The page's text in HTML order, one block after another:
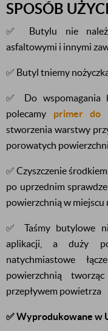
SPOSÓB
✅ Butylu nie
asfaltowymi i innymi
✅ Butyl tniemy
✅ Do wspomagania
polecamy primer do
stworzenia warstwy
porowatych
✅ Czyszczenie
po uprzednim
powierzchnią w miejscu
✅ Taśmy butylowe
aplikacji, a duży
natychmiastowe
powierzchnią
przepływem powietrza
✅ Wyprodukowane w